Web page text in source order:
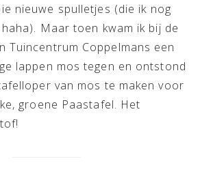
nieuwe spulletjes (die ik nog
Maar toen kwam ik bij de
Tuincentrum Coppelmans een
lappen mos tegen en ontstond
van mos te maken voor
groene Paastafel. Het